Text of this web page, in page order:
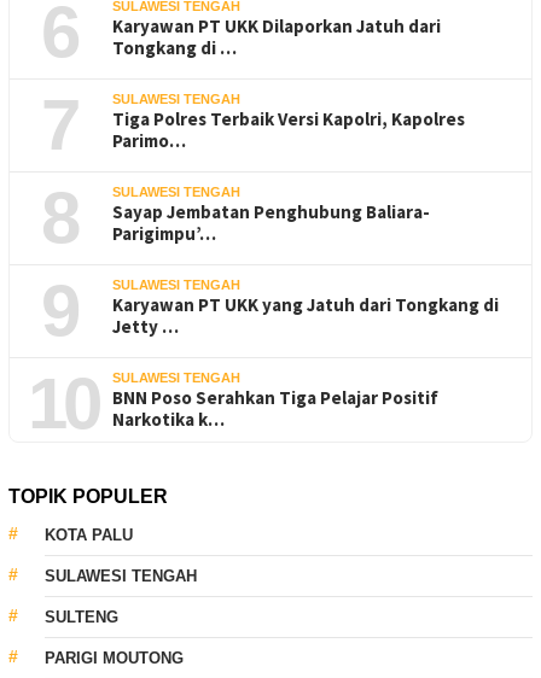
6 SULAWESI TENGAH
Karyawan PT UKK Dilaporkan Jatuh dari
Tongkang di …
7 SULAWESI TENGAH
Tiga Polres Terbaik Versi Kapolri, Kapolres
Parimo…
8 SULAWESI TENGAH
Sayap Jembatan Penghubung Baliara-
Parigimpu’…
9 SULAWESI TENGAH
Karyawan PT UKK yang Jatuh dari Tongkang di
Jetty …
10 SULAWESI TENGAH
BNN Poso Serahkan Tiga Pelajar Positif
Narkotika k…
TOPIK POPULER
KOTA PALU
SULAWESI TENGAH
SULTENG
PARIGI MOUTONG